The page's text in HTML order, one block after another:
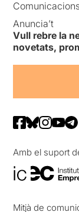
Anuncia’t
Vull rebre la
novetats,
Amb el suport
Mitjà de